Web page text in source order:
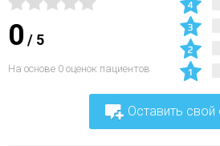
0 / 5
На основе 0 оценок пациентов
Оставить свой